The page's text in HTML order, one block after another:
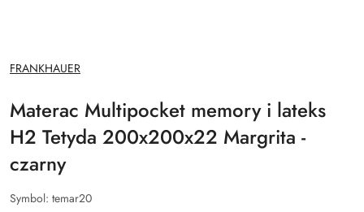
NAZWA
PRODUCENTA:
FRANKHAUER
Materac Multipocket memory i lateks
H2 Tetyda 200x200x22 Margrita -
czarny
Symbol: temar20